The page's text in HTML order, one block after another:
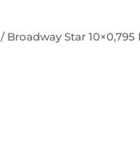
/ Broadway Star 10×0,795